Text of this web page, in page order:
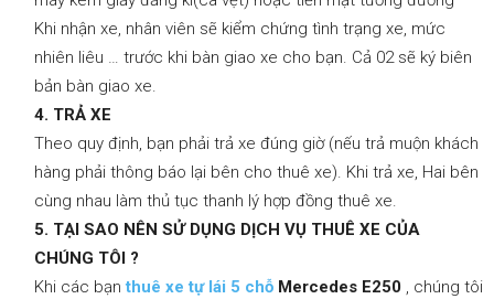
Khi nhận xe, nhân viên sẽ kiểm chứng tình trạng xe, mức
nhiên liêu … trước khi bàn giao xe cho bạn. Cả 02 sẽ ký biên
bản bàn giao xe.
4. TRẢ XE
Theo quy định, bạn phải trả xe đúng giờ (nếu trả muộn khách
hàng phải thông báo lại bên cho thuê xe). Khi trả xe, Hai bên
cùng nhau làm thủ tục thanh lý hợp đồng thuê xe.
5. TẠI SAO NÊN SỬ DỤNG DỊCH VỤ THUÊ XE CỦA
CHÚNG TÔI ?
Khi các bạnthuê xe tự lái 5 chỗ Mercedes E250 , chúng tôi